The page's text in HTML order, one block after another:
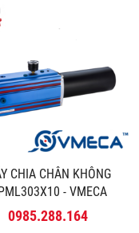
CHIA CHÂN KHÔNG
- VMECA
0985.288.164